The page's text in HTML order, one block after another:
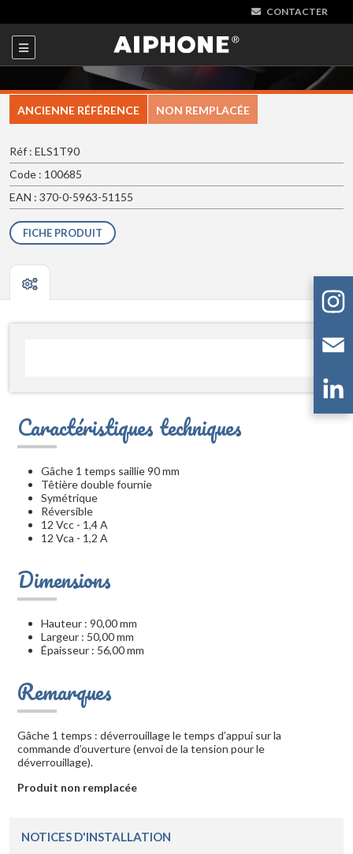
CONTACTER
ANCIENNE RÉFÉRENCE NON REMPLACÉE
Réf : ELS1T90
Code : 100685
EAN : 370-0-5963-51155
FICHE PRODUIT
Caractéristiques techniques
Gâche 1 temps saillie 90 mm
Têtière double fournie
Symétrique
Réversible
12 Vcc - 1,4 A
12 Vca - 1,2 A
Dimensions
Hauteur : 90,00 mm
Largeur : 50,00 mm
Épaisseur : 56,00 mm
Remarques
Gâche 1 temps : déverrouillage le temps d’appui sur la
commande d’ouverture (envoi de la tension pour le
déverrouillage).
Produit non remplacée
NOTICES D'INSTALLATION